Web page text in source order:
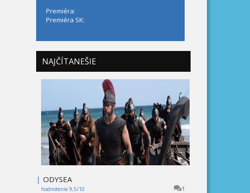
Premiéra:
Premiéra SK:
NAJČÍTANEŠIE
| ODYSEA
1
hodnotenie 9,5/10